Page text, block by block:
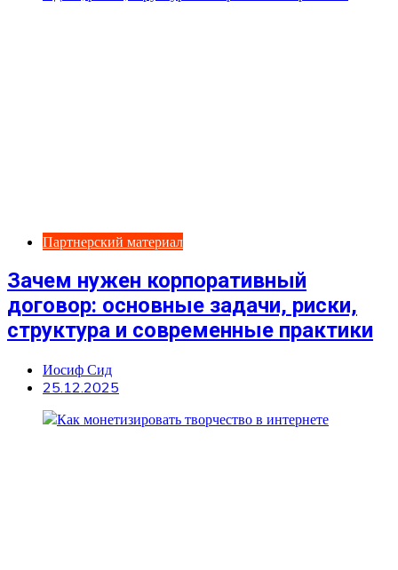
Партнерский материал
Зачем нужен корпоративный
договор: основные задачи, риски,
структура и современные практики
Иосиф Сид
25.12.2025